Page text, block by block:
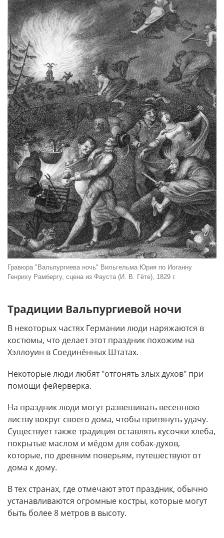
Гравюра "Вальпургиева ночь" Вильгельма Юрия по Иоганну
Генриху Рамбергу, сцена из Фауста (И. В. Гёте), 1829 г.
Традиции Вальпургиевой ночи
В некоторых частях Германии люди наряжаются в
костюмы, что делает этот праздник похожим на
Хэллоуин в Соединённых Штатах.
Некоторые люди любят "отгонять злых духов" при
помощи фейерверка.
На праздник люди могут развешивать весеннюю
листву вокруг своего дома, чтобы притянуть удачу.
Существует также традиция оставлять кусочки хлеба,
покрытые маслом и мёдом для собак-духов,
которые, по древним поверьям, путешествуют от
дома к дому.
В тех странах, где отмечают этот праздник, обычно
устанавливаются огромные костры, которые могут
быть более 8 метров в высоту.